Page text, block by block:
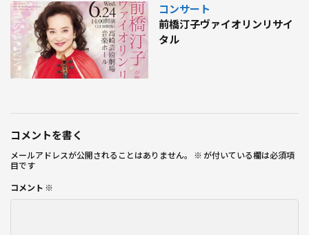
コンサート
前橋汀子ヴァイオリンリサイ
タル
コメントを書く
メールアドレスが公開されることはありません。 ※ が付いている欄は必須項
目です
コメント ※